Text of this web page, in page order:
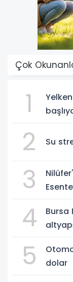
Çok
1
2 Su
3
4
Bursa
5
dolar